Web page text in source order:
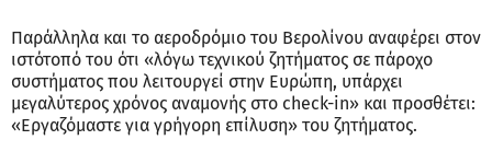
Παράλληλα και το αεροδρόμιο του Βερολίνου αναφέρει στον
ιστότοπό του ότι «λόγω τεχνικού ζητήματος σε πάροχο
συστήματος που λειτουργεί στην Ευρώπη, υπάρχει
μεγαλύτερος χρόνος αναμονής στο check-in» και προσθέτει:
«Εργαζόμαστε για γρήγορη επίλυση» του ζητήματος.